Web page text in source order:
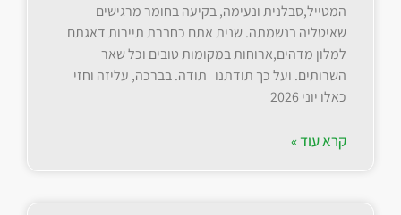
המטייל,סבלנית ונעימה, בקיעה בחומר מרגישים
שאיטליה בנשמתה. שנית אתם כחברת תיירות דאגתם
למלון מדהים,ארוחות במקומות טובים וכל שאר
השרותים. ועל כך תודתנו תודה. בברכה, עליזה וחזי
כאלו יוני 2026
קרא עוד »